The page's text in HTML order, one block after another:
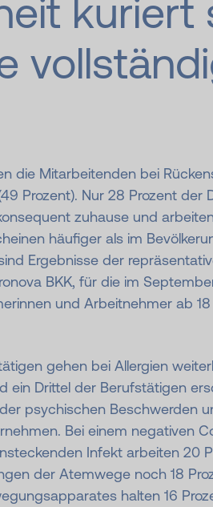
kuriert
die Mitarbeitenden bei
Prozent). Nur 28 Prozent der
zuhause und
häufiger als im
Ergebnisse der
BKK, für die im
und Arbeitnehmer ab 18
gehen bei Allergien
ein Drittel der Berufstätigen
psychischen Beschwerden
Bei einem negativen
Infekt arbeiten 20
der Atemwege noch 18
halten 16